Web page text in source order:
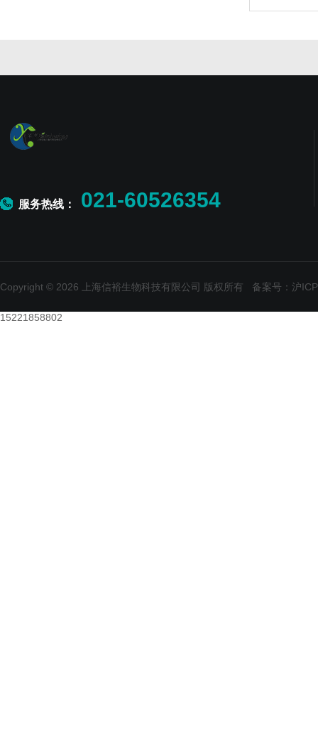
服务热线： 021-60526354
Copyright © 2026 上海信裕生物科技有限公司 版权所有 备案号：沪
15221858802